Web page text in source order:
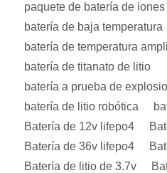
paquete de batería de
batería de baja temperatura
batería de temperatura
batería de titanato de litio
batería a prueba de
batería de litio robótica
Batería de 12v lifepo4
Batería de 36v lifepo4
Batería de litio de 3.7v